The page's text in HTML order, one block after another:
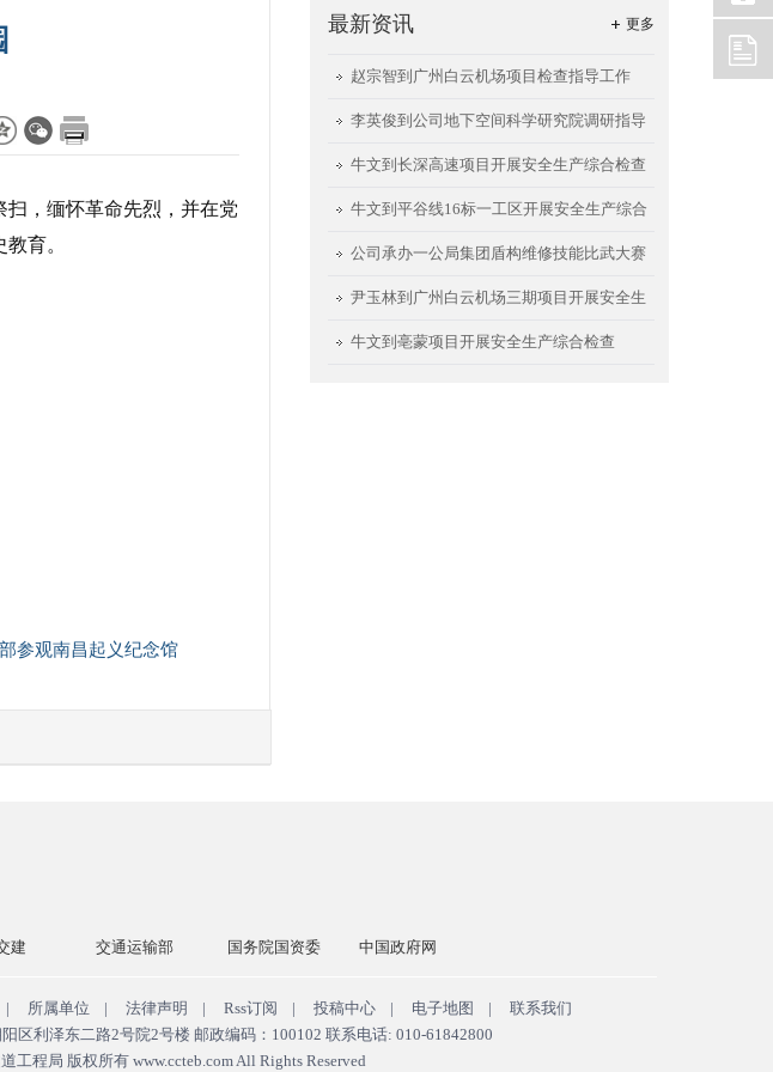
，缅怀革命先烈，并在党
育。
参观南昌起义纪念馆
更多
最新资讯
赵宗智到广州白云机场项目检查指导工作
李英俊到公司地下空间科学研究院调研指导
工作
牛文到长深高速项目开展安全生产综合检查
牛文到平谷线16标一工区开展安全生产综合
检查
公司承办一公局集团盾构维修技能比武大赛
尹玉林到广州白云机场三期项目开展安全生
产检查
牛文到亳蒙项目开展安全生产综合检查
建 交通运输部 国务院国资委 中国政府网
| 所属单位 | 法律声明 | Rss订阅 | 投稿中心 | 电子地图 |
联系我们
区利泽东二路2号院2号楼 邮政编码：100102 联系电话: 010-61842800
工程局 版权所有www.ccteb.com All Rights Reserved